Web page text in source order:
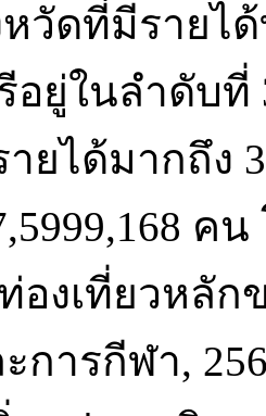
วัดที่มีรายไ
อยู่ในลำดับที่
ายได้มากถึง
ค
องเที่ยวหลั
การกีฬา,